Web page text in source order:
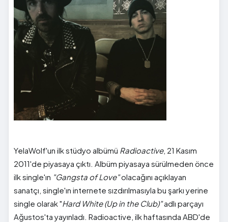
YelaWolf'un ilk stüdyo albümü Radioactive, 21 Kasım
2011'de piyasaya çıktı. Albüm piyasaya sürülmeden önce
ilk single'ın "Gangsta of Love"olacağını açıklayan
sanatçı, single'ın internete sızdırılmasıyla bu şarkı yerine
single olarak "Hard White (Up in the Club)"adlı parçayı
Ağustos'ta yayınladı. Radioactive, ilk haftasında ABD'de